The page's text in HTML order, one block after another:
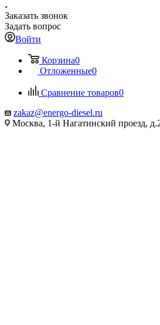
Заказать звонок
Задать вопрос
Войти
Корзина0
Отложенные0
Сравнение товаров0
zakaz@energo-diesel.ru
Москва, 1-й Нагатинский проезд,